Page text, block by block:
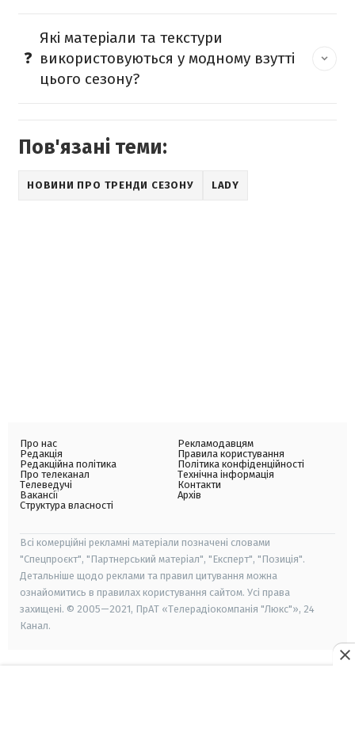
Які матеріали та текстури
використовуються у модному взутті
цього сезону?
Пов'язані теми:
НОВИНИ ПРО ТРЕНДИ СЕЗОНУ LADY
Про нас
Редакція
Редакційна політика
Про телеканал
Телеведучі
Вакансії
Структура власності
Рекламодавцям
Правила користування
Політика конфіденційності
Технічна інформація
Контакти
Архів
Всі комерційні рекламні матеріали позначені словами
"Спецпроєкт", "Партнерський матеріал", "Експерт", "Позиція".
Детальніше щодо реклами та правил цитування можна
ознайомитись в правилах користування сайтом. Усі права
захищені. © 2005—2021, ПрАТ «Телерадіокомпанія "Люкс"», 24
Канал.